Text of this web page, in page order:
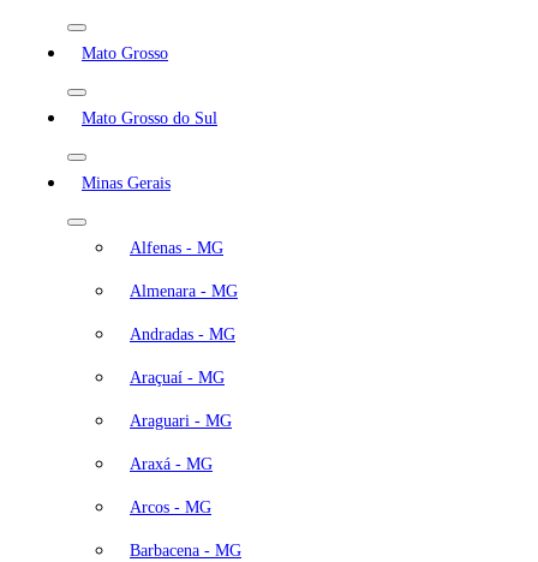
Mato Grosso
Mato Grosso do Sul
Minas Gerais
Alfenas - MG
Almenara - MG
Andradas - MG
Araçuaí - MG
Araguari - MG
Araxá - MG
Arcos - MG
Barbacena - MG